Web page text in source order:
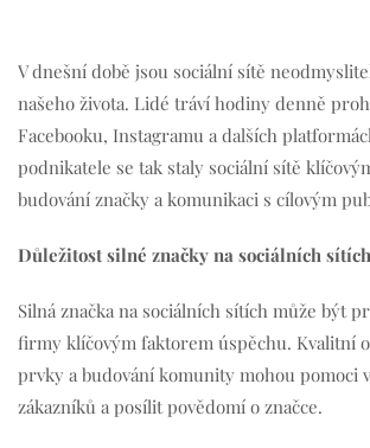
V dnešní době jsou sociální sítě
našeho života. Lidé tráví hodiny denně
Facebooku, Instagramu a dalších
podnikatele se tak staly sociální sítě
budování značky a komunikaci s cílovým
Důležitost silné značky na sociálních sítích
Silná značka na sociálních sítích může být
firmy klíčovým faktorem úspěchu. Kvalitní
prvky a budování komunity mohou pomoci
zákazníků a posílit povědomí o značce.